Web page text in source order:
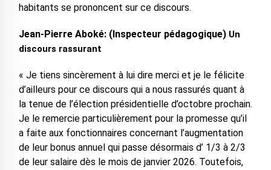
habitants se prononcent sur ce discours.
Jean-Pierre Aboké: (Inspecteur pédagogique) Un
discours rassurant
« Je tiens sincèrement à lui dire merci et je le félicite
d’ailleurs pour ce discours qui a nous rassurés quant à
la tenue de l’élection présidentielle d’octobre prochain.
Je le remercie particulièrement pour la promesse qu’il
a faite aux fonctionnaires concernant l’augmentation
de leur bonus annuel qui passe désormais d’ 1/3 à 2/3
de leur salaire dès le mois de janvier 2026. Toutefois,